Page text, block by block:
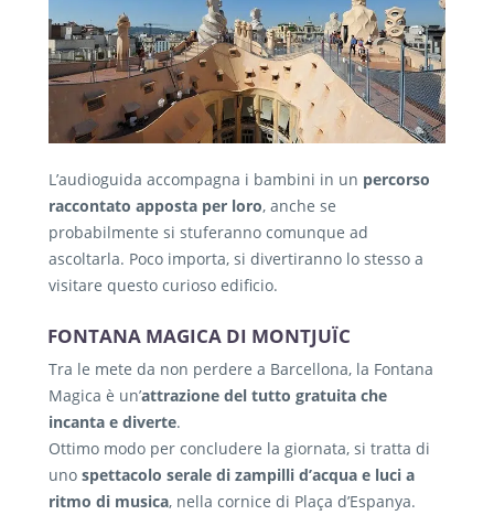
L’audioguida accompagna i bambini in un percorso
raccontato apposta per loro, anche se
probabilmente si stuferanno comunque ad
ascoltarla. Poco importa, si divertiranno lo stesso a
visitare questo curioso edificio.
FONTANA MAGICA DI MONTJUÏC
Tra le mete da non perdere a Barcellona, la Fontana
Magica è un’attrazione del tutto gratuita che
incanta e diverte.
Ottimo modo per concludere la giornata, si tratta di
uno spettacolo serale di zampilli d’acqua e luci a
ritmo di musica, nella cornice di Plaça d’Espanya.